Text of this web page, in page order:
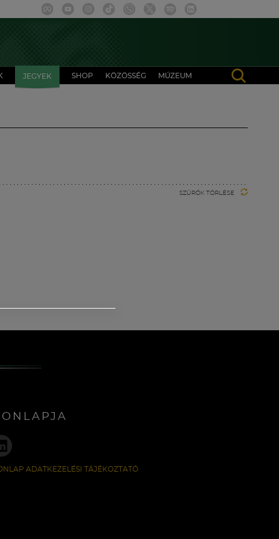
JEGYEK SHOP KÖZÖSSÉG MÚZEUM
SZŰRŐK TÖRLÉSE
ADATKEZELÉSI TÁJÉKOZTATÓ